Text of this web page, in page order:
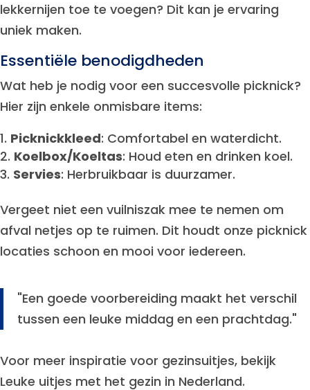
lekkernijen toe te voegen? Dit kan je ervaring
uniek maken.
Essentiële benodigdheden
Wat heb je nodig voor een succesvolle picknick?
Hier zijn enkele onmisbare items:
Picknickkleed: Comfortabel en waterdicht.
Koelbox/Koeltas: Houd eten en drinken koel.
Servies: Herbruikbaar is duurzamer.
Vergeet niet een vuilniszak mee te nemen om
afval netjes op te ruimen. Dit houdt onze picknick
locaties schoon en mooi voor iedereen.
"Een goede voorbereiding maakt het verschil
tussen een leuke middag en een prachtdag."
Voor meer inspiratie voor gezinsuitjes, bekijk
Leuke uitjes met het gezin in Nederland.